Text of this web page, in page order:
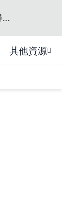
其他資源